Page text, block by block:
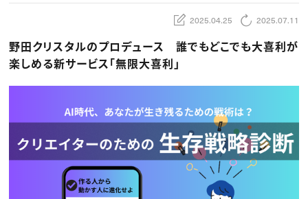
動画配信・映像制作
ディレクション
業界解説・キャリア事情
お役立ち基礎知識
ゲームクリエイター
映像クリエイター
マーケッター
C＆R Magazine
ニュース・トレンド
ゲーム・エンタメ
広告
出版
CREATIVE VILLAGEからのお知らせ
プロフェッショナル×つながる×メディア
2025.04.25 2025.07.11
野田クリスタルのプロデュース 誰でもどこでも大喜利が
楽しめる新サービス「無限大喜利」